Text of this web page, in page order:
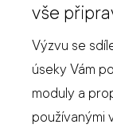
vše
Výzvu se
úseky Vám
moduly a
používanými